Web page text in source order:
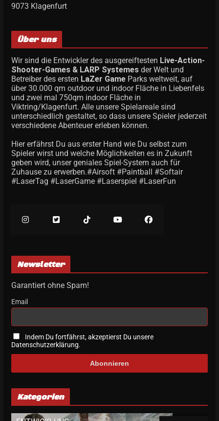
9073 Klagenfurt
Über uns
Wir sind die Entwickler des ausgereiftesten Live-Action-
Shooter-Games & LARP Systemesder Welt und
Betreiber des ersten LaZer GameParks weltweit, auf
über 30.000 qm outdoor und indoor Fläche in Liebenfels
und zwei mal 750qm indoor Fläche in
Viktring/Klagenfurt. Alle unsere Spielareale sind
unterschiedlich gestaltet, so dass unsere Spieler jederzeit
verschiedene Abenteuer erleben können.
Hier erfährst Du aus erster Hand wie Du selbst zum
Spieler wirst und welche Möglichkeiten es in Zukunft
geben wird, unser geniales Spiel-System auch für
Zuhause zu erwerben.#Airsoft #Paintball #Softair
#LaserTag #LaserGame #Laserspiel #LaserFun
Newsletter
Garantiert ohne Spam!
Email
Indem Du fortfährst, akzeptierst Du unsere
Datenschutzerklärung.
Kategorien